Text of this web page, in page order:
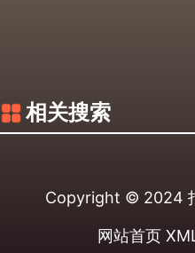
相关搜索
Copyright © 2024
网站首页